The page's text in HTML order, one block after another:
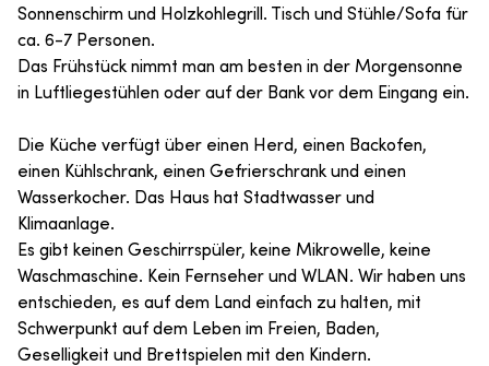
Sonnenschirm und Holzkohlegrill. Tisch und Stühle/Sofa für
ca. 6-7 Personen.
Das Frühstück nimmt man am besten in der Morgensonne
in Luftliegestühlen oder auf der Bank vor dem Eingang ein.
Die Küche verfügt über einen Herd, einen Backofen,
einen Kühlschrank, einen Gefrierschrank und einen
Wasserkocher. Das Haus hat Stadtwasser und
Klimaanlage.
Es gibt keinen Geschirrspüler, keine Mikrowelle, keine
Waschmaschine. Kein Fernseher und WLAN. Wir haben uns
entschieden, es auf dem Land einfach zu halten, mit
Schwerpunkt auf dem Leben im Freien, Baden,
Geselligkeit und Brettspielen mit den Kindern.